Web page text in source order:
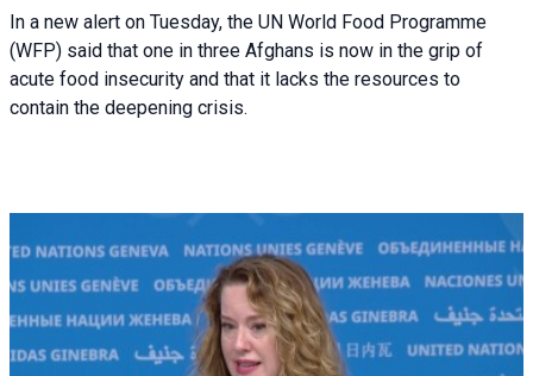
In a new alert on Tuesday, the UN World Food Programme
(WFP) said that one in three Afghans is now in the grip of
acute food insecurity and that it lacks the resources to
contain the deepening crisis.